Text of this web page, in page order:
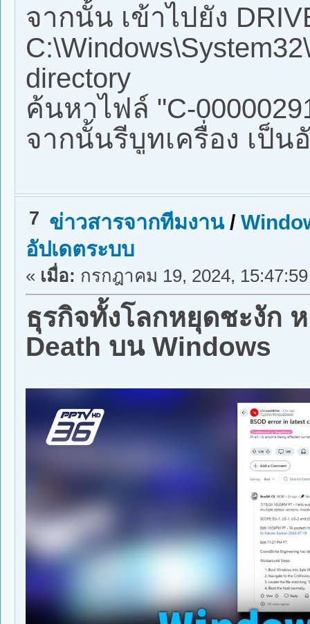
จากนั้น เข้าไปยัง
directory
ค้นหาไฟล์ "C-
จากนั้นรีบูทเครื่อง เป็น
7 ข่าวสารจากทีมงาน/
อัปเดตระบบ
« เมื่อ: กรกฎาคม 19, 2024,
ธุรกิจทั้งโลกหยุดชะงัก
Death บน Windows